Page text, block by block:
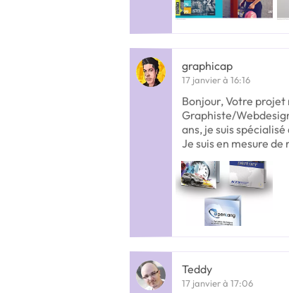
graphicap
17 janvier à 16:16
Bonjour, Votre
Graphiste/
ans, je suis
Je suis en mesure de
Teddy
17 janvier à 17:06